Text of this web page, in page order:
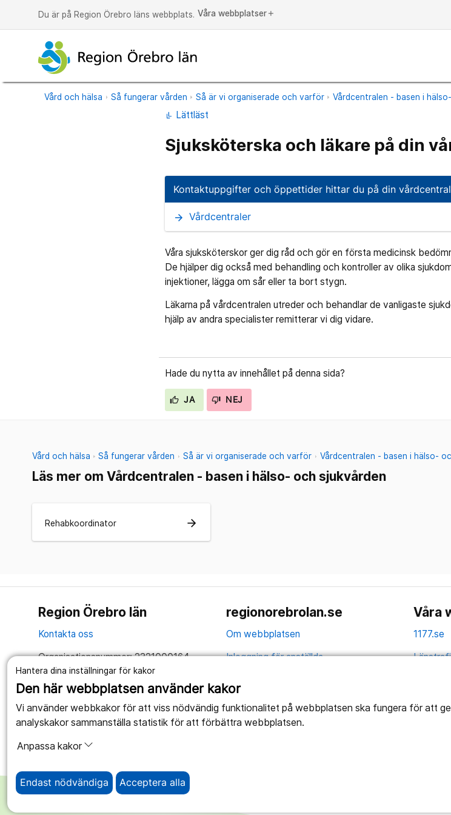
Hantera dina inställningar för kakor
Den här webbplatsen använder kakor
Vi använder webbkakor för att viss nödvändig funktionalitet på webbplatsen ska fungera för att
analyskakor sammanställa statistik för att förbättra webbplatsen.
Anpassa kakor
Endast nödvändiga Acceptera alla
Du är på Region Örebro läns webbplats. Våra webbplatser add
Vård och hälsa Så fungerar vården Så är vi organiserade och varför Vårdcentralen - basen i
Lättläst
Sjuksköterska och läkare på din
Kontaktuppgifter och öppettider hittar du på din
arrow_forward Vårdcentraler
Våra sjuksköterskor ger dig råd och gör en första medicinsk
De hjälper dig också med behandling och kontroller av olika
injektioner, lägga om sår eller ta bort stygn.
Läkarna på vårdcentralen utreder och behandlar de vanligaste
hjälp av andra specialister remitterar vi dig vidare.
Hade du nytta av innehållet på denna sida?
JA NEJ
Vård och hälsa Så fungerar vården Så är vi organiserade och varför Vårdcentralen - basen i hälso-
Läs mer om Vårdcentralen - basen i hälso- och sjukvården
Rehabkoordinator arrow_forward
Region Örebro län
Kontakta oss
Organisationsnummer: 2321000164
regionorebrolan.se
Om webbplatsen
Inloggning för anställda
Anslagstavla
Tillgänglighetsredogörelse
Våra
1177.se